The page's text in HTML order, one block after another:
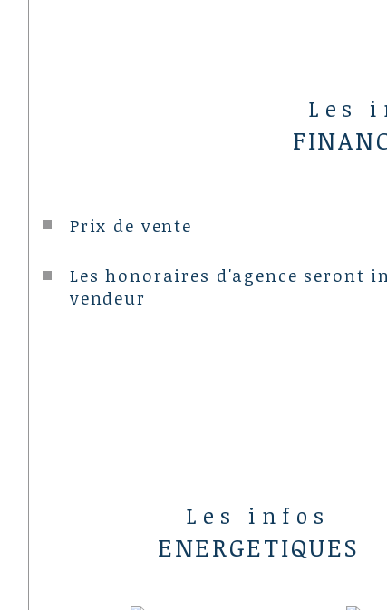
Les
Prix de vente
Les honoraires d'agence seront
vendeur
Les infos
ENERGETIQUES